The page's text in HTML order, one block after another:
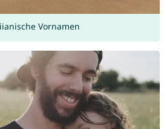
Vornamen